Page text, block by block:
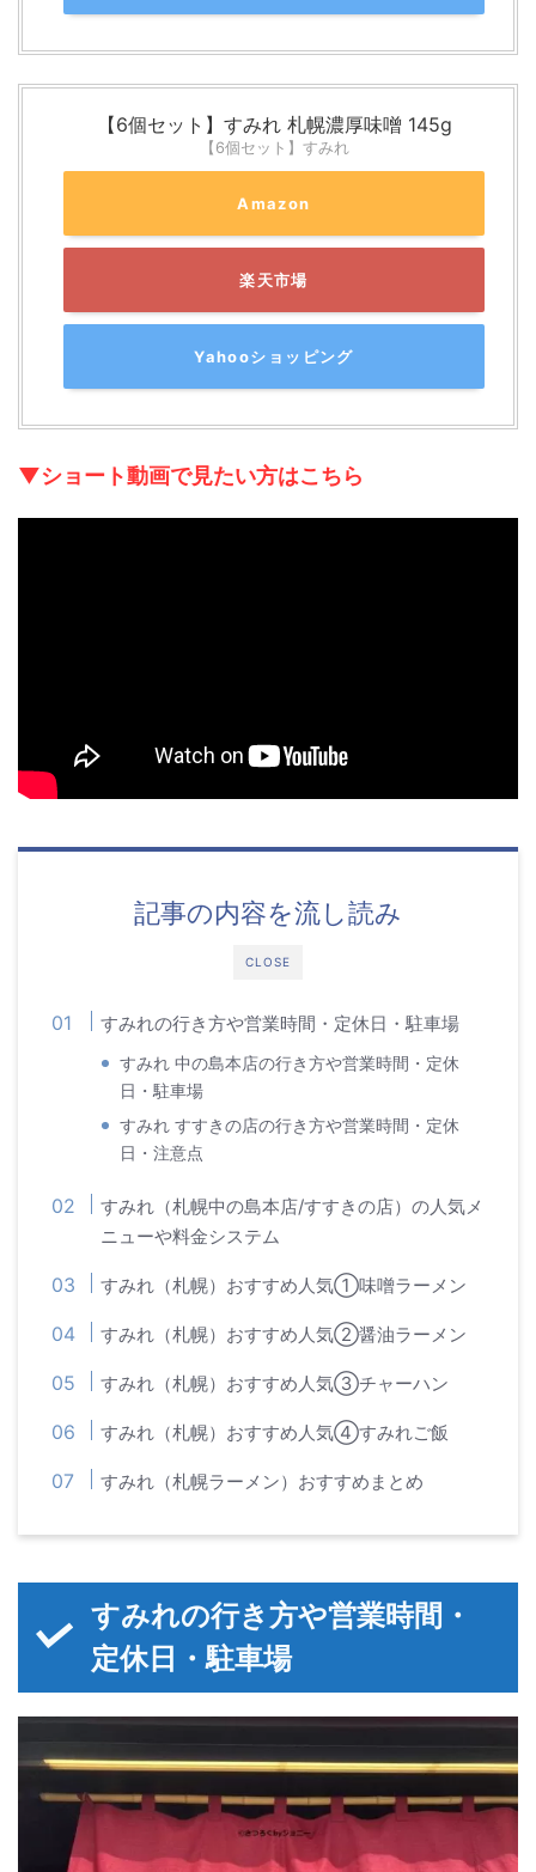
【6個セット】すみれ 札幌濃厚味噌 145g
【6個セット】すみれ
Amazon
楽天市場
Yahooショッピング
▼ショート動画で見たい方はこちら
CLOSE
記事の内容を流し読み
すみれの行き方や営業時間・定休日・駐車場
すみれ 中の島本店の行き方や営業時間・定休
日・駐車場
すみれ すすきの店の行き方や営業時間・定休
日・注意点
すみれ（札幌中の島本店/すすきの店）の人気メ
ニューや料金システム
すみれ（札幌）おすすめ人気①味噌ラーメン
すみれ（札幌）おすすめ人気②醤油ラーメン
すみれ（札幌）おすすめ人気③チャーハン
すみれ（札幌）おすすめ人気④すみれご飯
すみれ（札幌ラーメン）おすすめまとめ
すみれの行き方や営業時間・
定休日・駐車場